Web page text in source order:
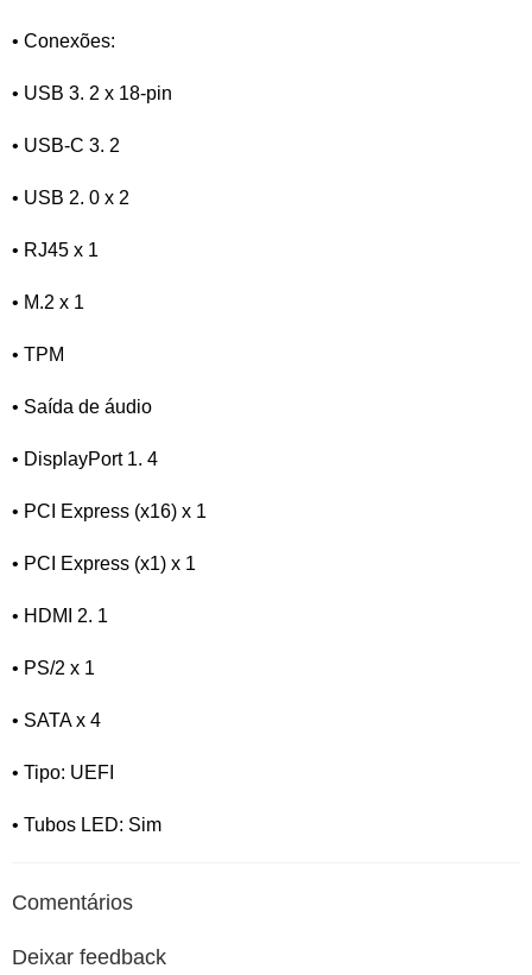
• Conexões:
• USB 3. 2 x 18-pin
• USB-C 3. 2
• USB 2. 0 x 2
• RJ45 x 1
• M.2 x 1
• TPM
• Saída de áudio
• DisplayPort 1. 4
• PCI Express (x16) x 1
• PCI Express (x1) x 1
• HDMI 2. 1
• PS/2 x 1
• SATA x 4
• Tipo: UEFI
• Tubos LED: Sim
Comentários
Deixar feedback